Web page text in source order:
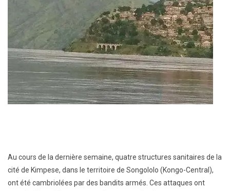
Au cours de la dernière semaine, quatre structures sanitaires de la
cité de Kimpese, dans le territoire de Songololo (Kongo-Central),
ont été cambriolées par des bandits armés. Ces attaques ont